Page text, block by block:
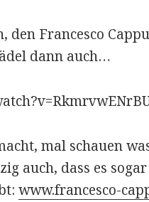
den Francesco
dann auch…
mal schauen
auch, dass es
www.francesco-